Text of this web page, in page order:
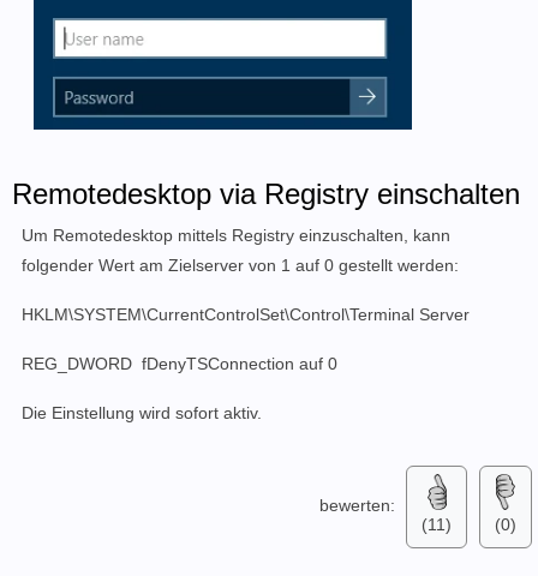
Remotedesktop via Registry einschalten
Um Remotedesktop mittels Registry einzuschalten, kann
folgender Wert am Zielserver von 1 auf 0 gestellt werden:
HKLM\SYSTEM\CurrentControlSet\Control\Terminal Server
REG_DWORD fDenyTSConnection auf 0
Die Einstellung wird sofort aktiv.
bewerten:
(11)
(0)